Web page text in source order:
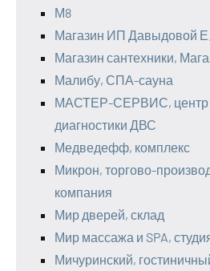
М8
Магазин ИП Давыдовой
Магазин сантехники,
Малибу, СПА-сауна
МАСТЕР-СЕРВИС, центр
диагностики ДВС
Медведефф, комплекс
Микрон, торгово-
компания
Мир дверей, склад
Мир массажа и SPA,
Мичуринский,